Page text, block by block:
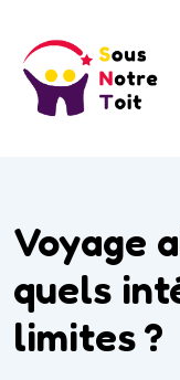
Voyage
quels
limites ?